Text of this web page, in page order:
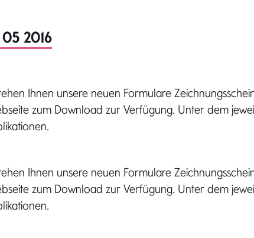
2016
Ihnen unsere neuen Formulare
zum Download zur Verfügung. Unter dem
Ihnen unsere neuen Formulare
zum Download zur Verfügung. Unter dem